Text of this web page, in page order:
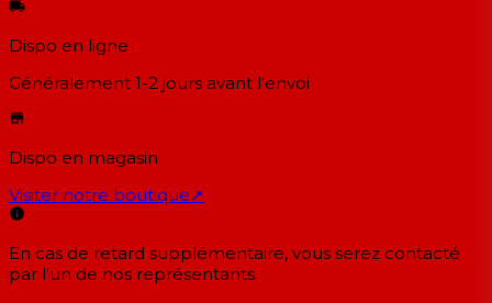
Dispo en ligne
Généralement 1-2 jours avant l'envoi
Dispo en magasin
Visiter notre boutique↗
En cas de retard supplémentaire, vous serez contacté
par l'un de nos représentants.